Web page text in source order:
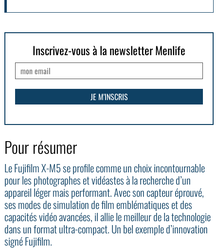
Inscrivez-vous à la newsletter Menlife
Pour résumer
Le Fujifilm X-M5 se profile comme un choix incontournable
pour les photographes et vidéastes à la recherche d’un
appareil léger mais performant. Avec son capteur éprouvé,
ses modes de simulation de film emblématiques et des
capacités vidéo avancées, il allie le meilleur de la technologie
dans un format ultra-compact. Un bel exemple d’innovation
signé Fujifilm.